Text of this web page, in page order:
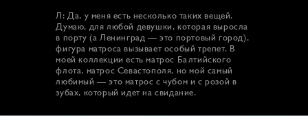
Л: Да, у меня есть несколько таких вещей.
Думаю, для любой девушки, которая выросла
в порту (а Ленинград — это портовый город),
фигура матроса вызывает особый трепет. В
моей коллекции есть матрос Балтийского
флота, матрос Севастополя, но мой самый
любимый — это матрос с чубом и с розой в
зубах, который идет на свидание.